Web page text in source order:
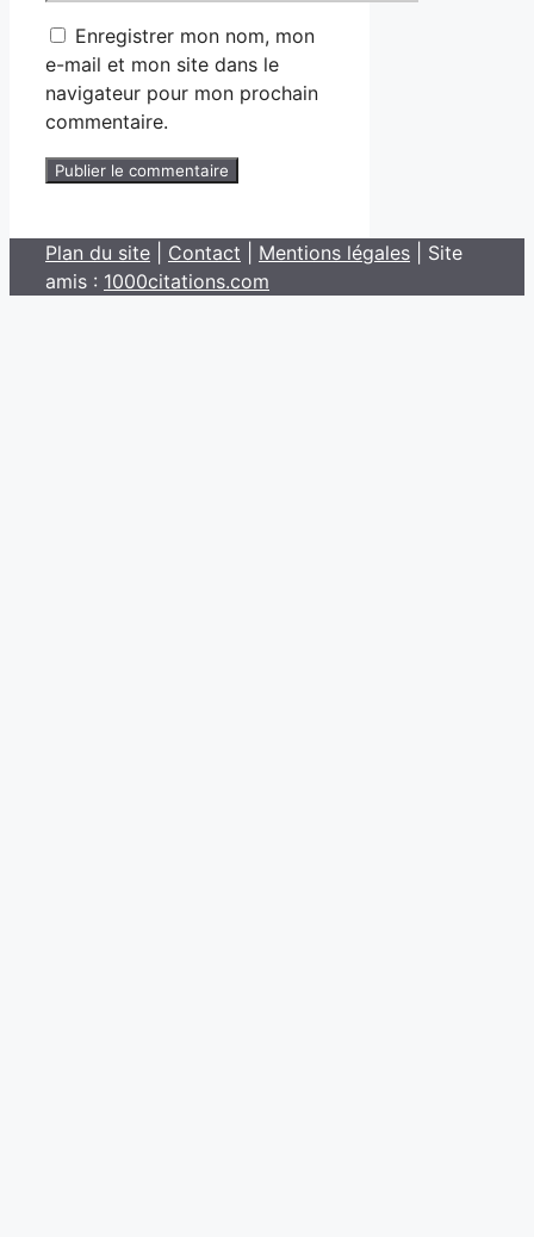
Enregistrer mon nom, mon
e-mail et mon site dans le
navigateur pour mon prochain
commentaire.
Plan du site Contact Mentions légales | Site
amis : 1000citations.com